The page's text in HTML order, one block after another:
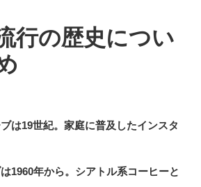
行の歴史につい
は19世紀。家庭に普及したインスタ
1960年から。シアトル系コーヒーと